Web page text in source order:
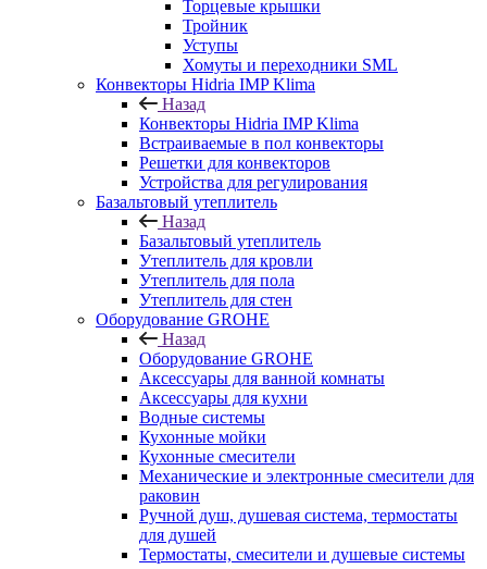
Торцевые крышки
Тройник
Уступы
Хомуты и переходники SML
Конвекторы Hidria IMP Klima
Назад
Конвекторы Hidria IMP Klima
Встраиваемые в пол конвекторы
Решетки для конвекторов
Устройства для регулирования
Базальтовый утеплитель
Назад
Базальтовый утеплитель
Утеплитель для кровли
Утеплитель для пола
Утеплитель для стен
Оборудование GROHE
Назад
Оборудование GROHE
Аксессуары для ванной комнаты
Аксессуары для кухни
Водные системы
Кухонные мойки
Кухонные смесители
Механические и электронные смесители для
раковин
Ручной душ, душевая система, термостаты
для душей
Термостаты, смесители и душевые системы